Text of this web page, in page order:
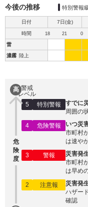
今後の推移 特別警報
日付 7日(金)
時間 18 21 0
雷
濃霧 陸上
高
危
険
度
警戒
レベル
5
特別警報
すでに
周囲の
4
危険警報
いつ災
市町村
は速や
3
警報
災害発
市町村
は早め
2
注意報
災害発
ハザー
確認